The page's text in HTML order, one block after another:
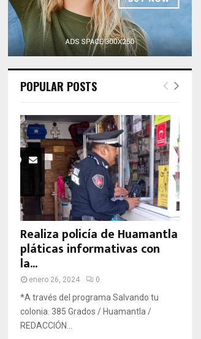
POPULAR POSTS
Realiza policía de Huamantla
pláticas informativas con
la...
enero 26, 2024 0
*A través del programa Salvando tu
colonia. 385 Grados / Huamantla /
REDACCIÓN...